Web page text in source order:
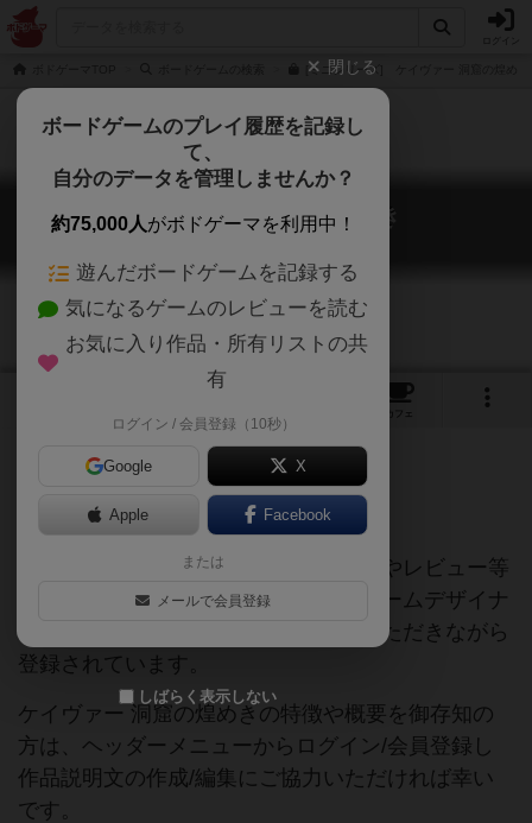
[ミニシリーズ] ケイヴァー 洞窟の煌めき
ケイヴァー 洞窟の煌めき
The Cavers
カフェ
ご協力ください
当サイトに掲載されている作品説明文やレビュー等
の情報は、ボドゲーマ運営事務局・ゲームデザイナ
ーご本人様・有志の皆様にご協力をいただきながら
登録されています。
ケイヴァー 洞窟の煌めきの特徴や概要を御存知の
方は、ヘッダーメニューからログイン/会員登録し
作品説明文の作成/編集にご協力いただければ幸い
です。
閉じる
ボードゲームのプレイ履歴を記録し
て、
自分のデータを管理しませんか？
約75,000人がボドゲーマを利用中！
遊んだボードゲームを記録する
気になるゲームのレビューを読む
お気に入り作品・所有リストの共
有
ログイン / 会員登録（10秒）
Google X
Apple Facebook
または
メールで会員登録
しばらく表示しない